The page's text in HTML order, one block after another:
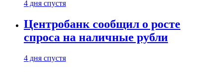
4 дня спустя
Центробанк сообщил о росте
спроса на наличные рубли
4 дня спустя